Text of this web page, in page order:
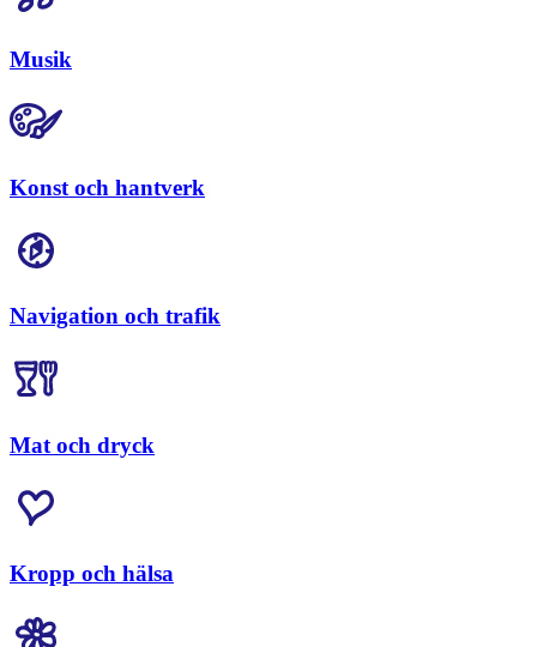
Musik
Konst och hantverk
Navigation och trafik
Mat och dryck
Kropp och hälsa